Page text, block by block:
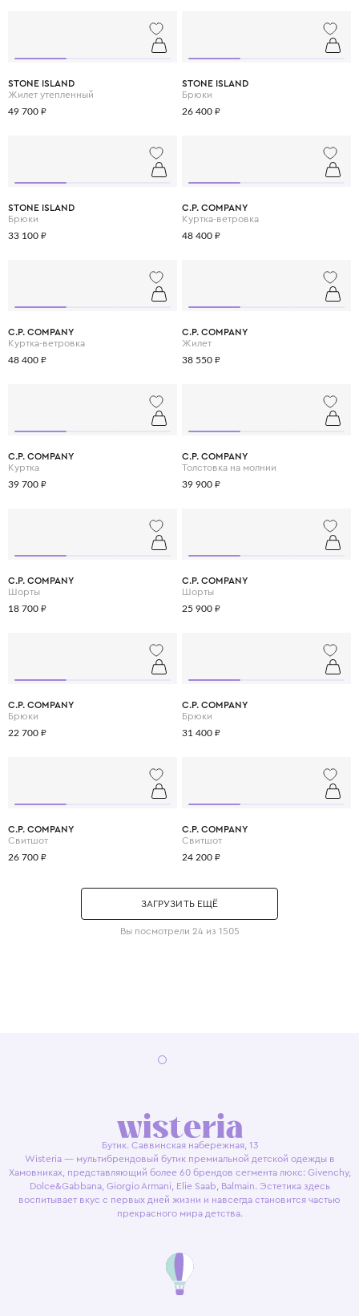
STONE ISLAND
Жилет утепленный
49 700 ₽
STONE ISLAND
Брюки
26 400 ₽
STONE ISLAND
Брюки
33 100 ₽
C.P. COMPANY
Куртка-ветровка
48 400 ₽
C.P. COMPANY
Куртка-ветровка
48 400 ₽
C.P. COMPANY
Жилет
38 550 ₽
C.P. COMPANY
Куртка
39 700 ₽
C.P. COMPANY
Толстовка на молнии
39 900 ₽
C.P. COMPANY
Шорты
18 700 ₽
C.P. COMPANY
Шорты
25 900 ₽
C.P. COMPANY
Брюки
22 700 ₽
C.P. COMPANY
Брюки
31 400 ₽
C.P. COMPANY
Свитшот
26 700 ₽
C.P. COMPANY
Свитшот
24 200 ₽
ЗАГРУЗИТЬ ЕЩЁ
Вы посмотрели 24 из 1505
Бутик. Саввинская набережная, 13
Wisteria — мультибрендовый бутик премиальной детской одежды в
Хамовниках, представляющий более 60 брендов сегмента люкс: Givenchy,
Dolce&Gabbana, Giorgio Armani, Elie Saab, Balmain. Эстетика здесь
воспитывает вкус с первых дней жизни и навсегда становится частью
прекрасного мира детства.